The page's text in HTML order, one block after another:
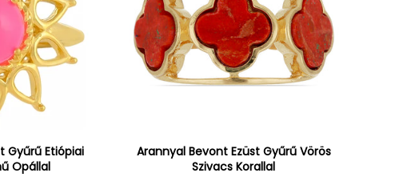
Gyűrű Etiópiai
Opállal
Arannyal Bevont Ezüst Gyűrű Vörös
Szivacs Korallal